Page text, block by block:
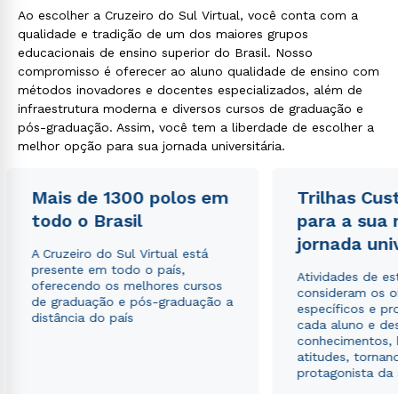
Ao escolher a Cruzeiro do Sul Virtual, você conta com a
qualidade e tradição de um dos maiores grupos
educacionais de ensino superior do Brasil. Nosso
compromisso é oferecer ao aluno qualidade de ensino com
métodos inovadores e docentes especializados, além de
infraestrutura moderna e diversos cursos de graduação e
pós-graduação. Assim, você tem a liberdade de escolher a
melhor opção para sua jornada universitária.
Mais de 1300 polos em
todo o Brasil
A Cruzeiro do Sul Virtual está
presente em todo o país,
oferecendo os melhores cursos
de graduação e pós-graduação a
distância do país
Trilhas
para a sua
jornada
Atividades de
consideram os
específicos e
cada aluno e
conhecimentos,
atitudes,
protagonista da